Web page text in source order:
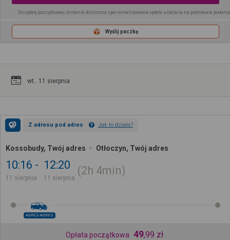
Do opłaty początkowej zostanie doliczona spersonalizowana opłata ustalana na podstawie
Wyślij paczkę
wt.. 11 sierpnia
Z adresu pod adres Jak to działa?
Kossobudy, Twój adres Otłoczyn, Twój adres
10:16
11 sierpnia
12:20
11 sierpnia
2h 4min
ADRES-ADRES
Opłata początkowa 49,99 zł